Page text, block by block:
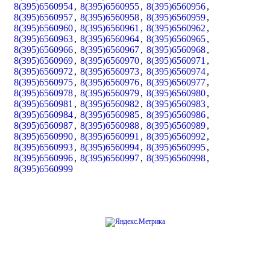
8(395)6560954, 8(395)6560955, 8(395)6560956,
8(395)6560957, 8(395)6560958, 8(395)6560959,
8(395)6560960, 8(395)6560961 , 8(395)6560962 ,
8(395)6560963, 8(395)6560964, 8(395)6560965,
8(395)6560966, 8(395)6560967, 8(395)6560968,
8(395)6560969, 8(395)6560970, 8(395)6560971 ,
8(395)6560972 , 8(395)6560973, 8(395)6560974,
8(395)6560975, 8(395)6560976, 8(395)6560977,
8(395)6560978, 8(395)6560979, 8(395)6560980,
8(395)6560981 , 8(395)6560982 , 8(395)6560983,
8(395)6560984, 8(395)6560985, 8(395)6560986,
8(395)6560987, 8(395)6560988, 8(395)6560989,
8(395)6560990, 8(395)6560991 , 8(395)6560992 ,
8(395)6560993, 8(395)6560994, 8(395)6560995,
8(395)6560996, 8(395)6560997, 8(395)6560998,
8(395)6560999